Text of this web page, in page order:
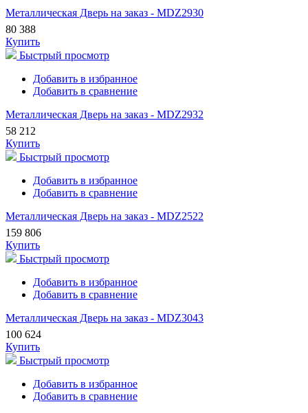
Металлическая Дверь на заказ - MDZ2930
80 388
Купить
Быстрый просмотр
Добавить в избранное
Добавить в сравнение
Металлическая Дверь на заказ - MDZ2932
58 212
Купить
Быстрый просмотр
Добавить в избранное
Добавить в сравнение
Металлическая Дверь на заказ - MDZ2522
159 806
Купить
Быстрый просмотр
Добавить в избранное
Добавить в сравнение
Металлическая Дверь на заказ - MDZ3043
100 624
Купить
Быстрый просмотр
Добавить в избранное
Добавить в сравнение